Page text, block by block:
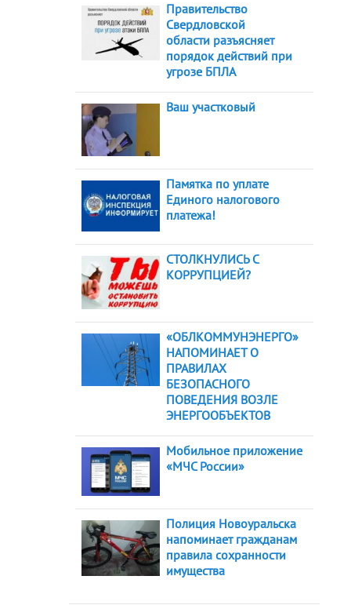
Правительство
Свердловской
области разъясняет
порядок действий при
угрозе БПЛА
Ваш участковый
Памятка по уплате
Единого налогового
платежа!
СТОЛКНУЛИСЬ С
КОРРУПЦИЕЙ?
«ОБЛКОММУНЭНЕРГО»
НАПОМИНАЕТ О
ПРАВИЛАХ
БЕЗОПАСНОГО
ПОВЕДЕНИЯ ВОЗЛЕ
ЭНЕРГООБЪЕКТОВ
Мобильное приложение
«МЧС России»
Полиция Новоуральска
напоминает гражданам
правила сохранности
имущества